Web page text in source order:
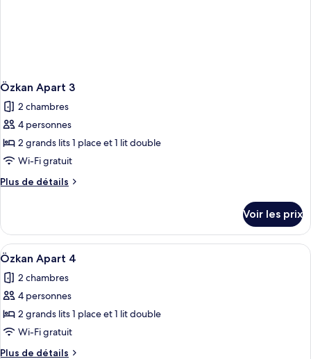
Özkan Apart 3
2 chambres
4 personnes
2 grands lits 1 place et 1 lit double
Wi-Fi gratuit
Plus de détails
Plus
le
type
de
Özkan
Apart
Voir les prix
Afficher
toutes
les
photos
pour
ce
type
Deux verres à vin sont posés sur
20
Özkan Apart 4
2 chambres
4 personnes
2 grands lits 1 place et 1 lit double
Wi-Fi gratuit
Plus de détails
Plus